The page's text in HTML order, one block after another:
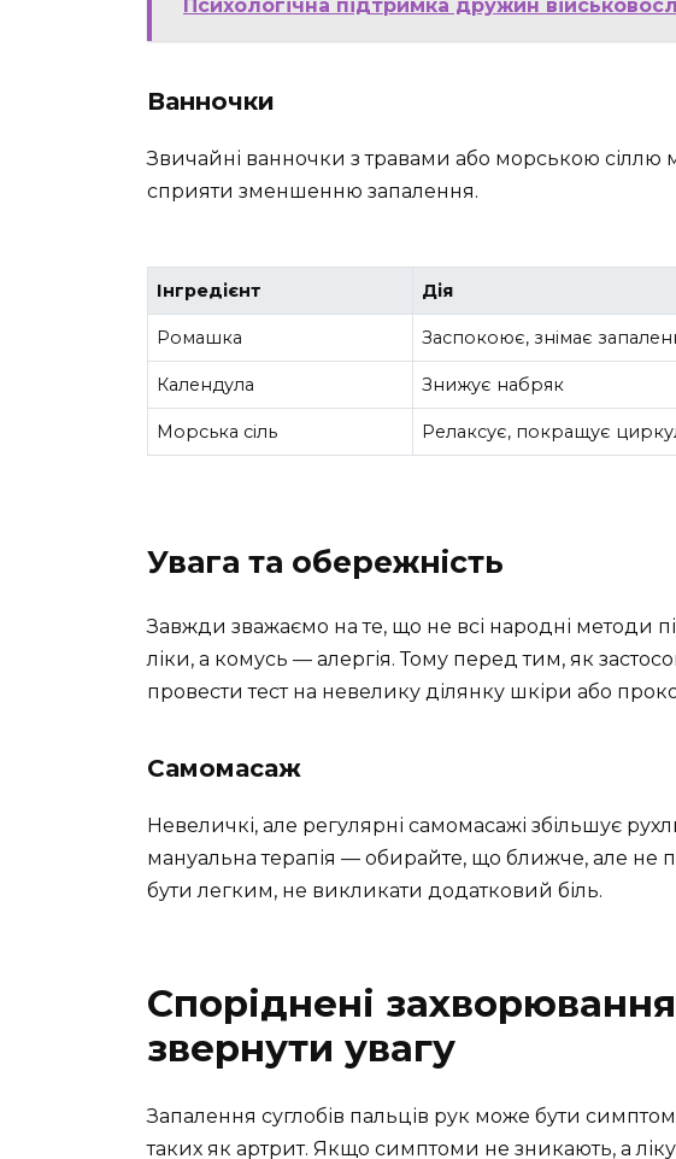
Психологічна підтримка дружин
Ванночки
Звичайні ванночки з травами або морською сіллю
сприяти зменшенню запалення.
Інгредієнт Дія
Ромашка Заспокоює, знімає
Календула Знижує набряк
Морська сіль Релаксує, покращує
Увага та обережність
Завжди зважаємо на те, що не всі народні методи
ліки, а комусь — алергія. Тому перед тим, як
провести тест на невелику ділянку шкіри або
Самомасаж
Невеличкі, але регулярні самомасажі збільшує
мануальна терапія — обирайте, що ближче, але не
бути легким, не викликати додатковий біль.
Споріднені
звернути увагу
Запалення суглобів пальців рук може бути
таких як артрит. Якщо симптоми не зникають, а